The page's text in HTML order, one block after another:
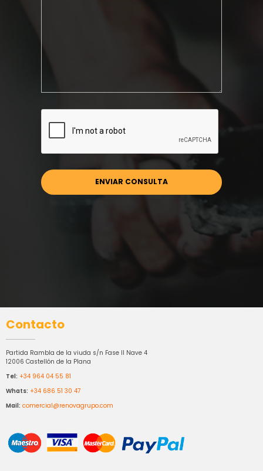
Contacto
Partida Rambla de la viuda s/n Fase II Nave 4
12006 Castellón de la Plana
Tel: +34 964 04 55 81
Whats: +34 686 51 30 47
Mail: comercial@renovagrupo.com